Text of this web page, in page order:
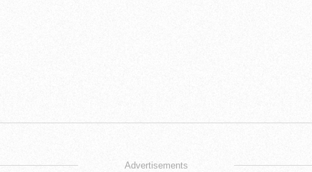
Advertisements